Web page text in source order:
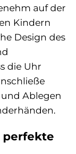
auf der
Kindern
Design des
die Uhr
Ablegen
perfekte